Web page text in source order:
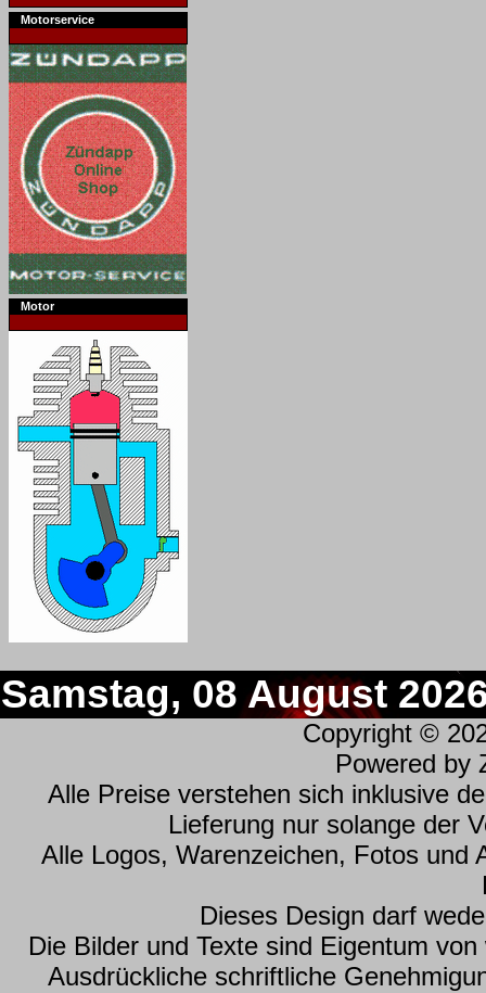
Motorservice
Motor
Samstag, 08 August
Copyright ©
Powered by
Alle Preise verstehen sich inklusive
Lieferung nur solange der
Alle Logos, Warenzeichen, Fotos und
Dieses Design darf
Die Bilder und Texte sind Eigentum
Ausdrückliche schriftliche